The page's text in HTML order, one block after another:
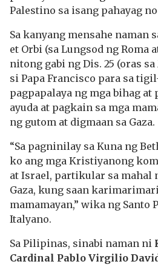
Palestino sa isang pahayag
Sa kanyang mensahe naman
et Orbi (sa Lungsod ng Roma
nitong gabi ng Dis. 25 (oras
si Papa Francisco para sa
pagpapalaya ng mga bihag at
ayuda at pagkain sa mga
ng gutom at digmaan sa Gaza.
“Sa pagninilay sa Kuna ng
ko ang mga Kristiyanong
at Israel, partikular sa mahal
Gaza, kung saan
mamamayan,” wika ng Santo
Italyano.
Sa Pilipinas, sinabi naman ni
Cardinal Pablo Virgilio